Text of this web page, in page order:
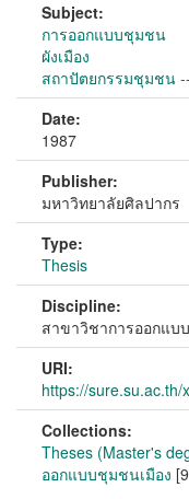
Subject:
การออกแบบชุมชน
ผังเมือง
สถาปัตยกรรมชุมชน
Date:
1987
Publisher:
มหาวิทยาลัยศิลปากร
Type:
Thesis
Discipline:
สาขาวิชาการออกแบ
URI:
https://
Collections:
Theses (Master's
ออกแบบชุมชนเมือง